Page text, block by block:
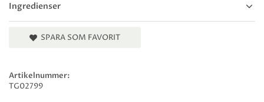
Ingredienser
SPARA SOM FAVORIT
Artikelnummer:
TG02799